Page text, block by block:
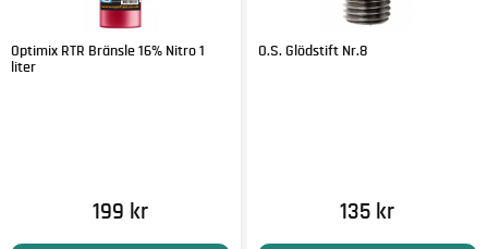
Optimix RTR Bränsle 16% Nitro 1
liter
199 kr
O.S. Glödstift Nr.8
135 kr